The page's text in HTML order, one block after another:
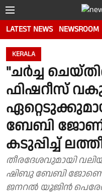
LATEST NEWS NEWSROOM
KERALA
"ചർച്ച
ഫിഷറീസ്
ബേബി
കടുപ്പിച്ച്
തീരദേശവുമായി
ഷിബു ബേബി
ജനറൽ യൂജിൻ